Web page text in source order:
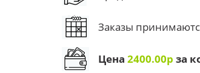
Заказы
Цена 2400.00р за